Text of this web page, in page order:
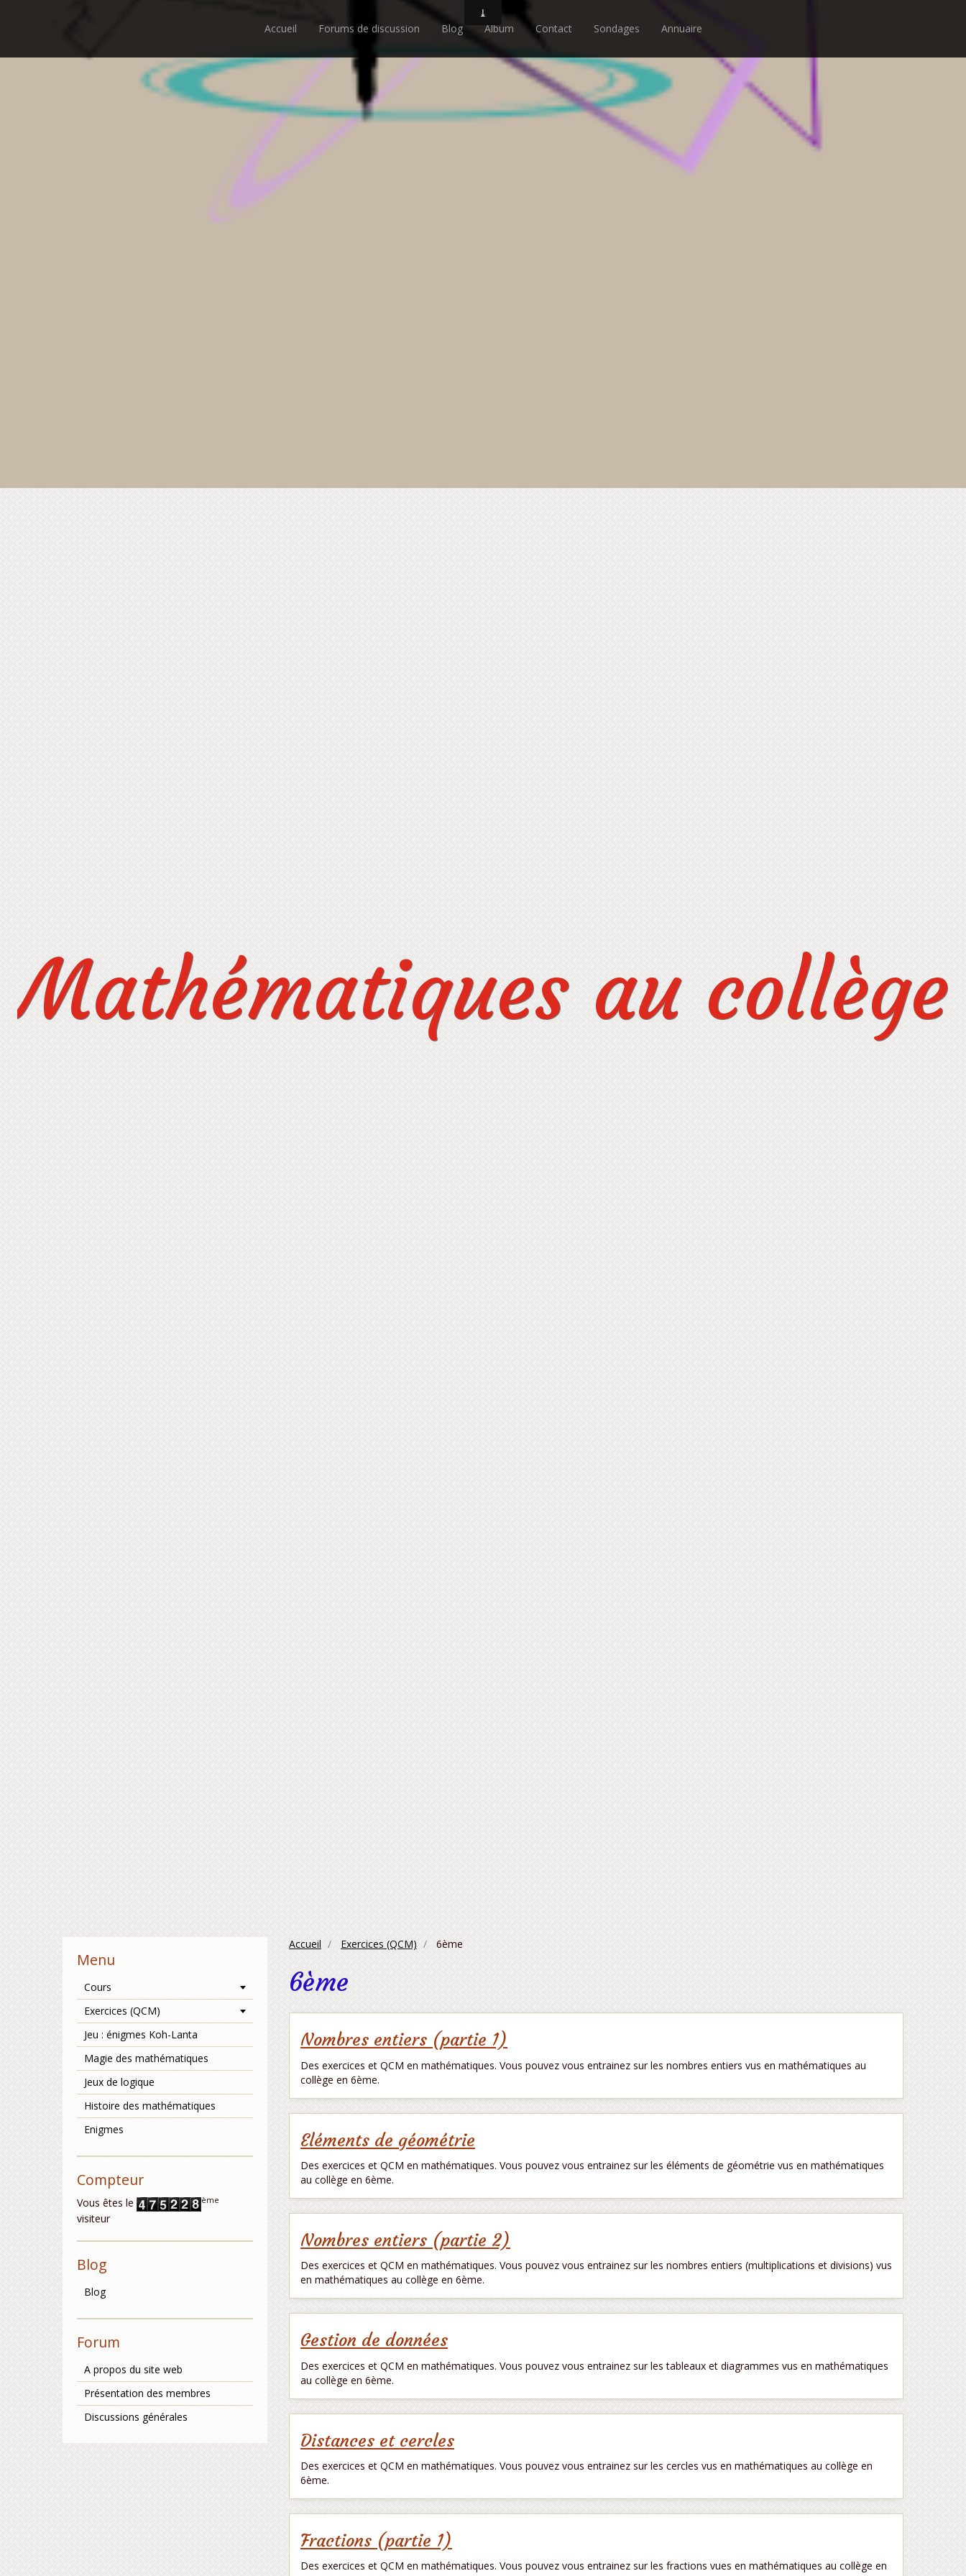
Accueil Forums de discussion Blog Album Contact Sondages Annuaire
Mathématiques au collège
Accueil Exercices (QCM) 6ème
6ème
Nombres entiers (partie 1)
Des exercices et QCM en mathématiques. Vous pouvez vous entrainez sur les nombres entiers vus en mathématiques au
collège en 6ème.
Eléments de géométrie
Des exercices et QCM en mathématiques. Vous pouvez vous entrainez sur les éléments de géométrie vus en mathématiques
au collège en 6ème.
Nombres entiers (partie 2)
Des exercices et QCM en mathématiques. Vous pouvez vous entrainez sur les nombres entiers (multiplications et divisions) vus
en mathématiques au collège en 6ème.
Gestion de données
Des exercices et QCM en mathématiques. Vous pouvez vous entrainez sur les tableaux et diagrammes vus en mathématiques
au collège en 6ème.
Distances et cercles
Des exercices et QCM en mathématiques. Vous pouvez vous entrainez sur les cercles vus en mathématiques au collège en
6ème.
Fractions (partie 1)
Des exercices et QCM en mathématiques. Vous pouvez vous entrainez sur les fractions vues en mathématiques au collège en
Menu
Cours
Exercices (QCM)
Jeu : énigmes Koh-Lanta
Magie des mathématiques
Jeux de logique
Histoire des mathématiques
Enigmes
Compteur
Vous êtes le ème
visiteur
Blog
Blog
Forum
A propos du site web
Présentation des membres
Discussions générales